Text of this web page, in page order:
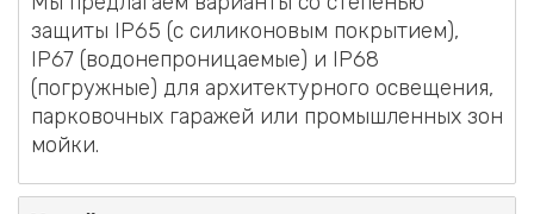
защиты IP65 (с силиконовым покрытием),
IP67 (водонепроницаемые) и IP68
(погружные) для архитектурного освещения,
парковочных гаражей или промышленных зон
мойки.